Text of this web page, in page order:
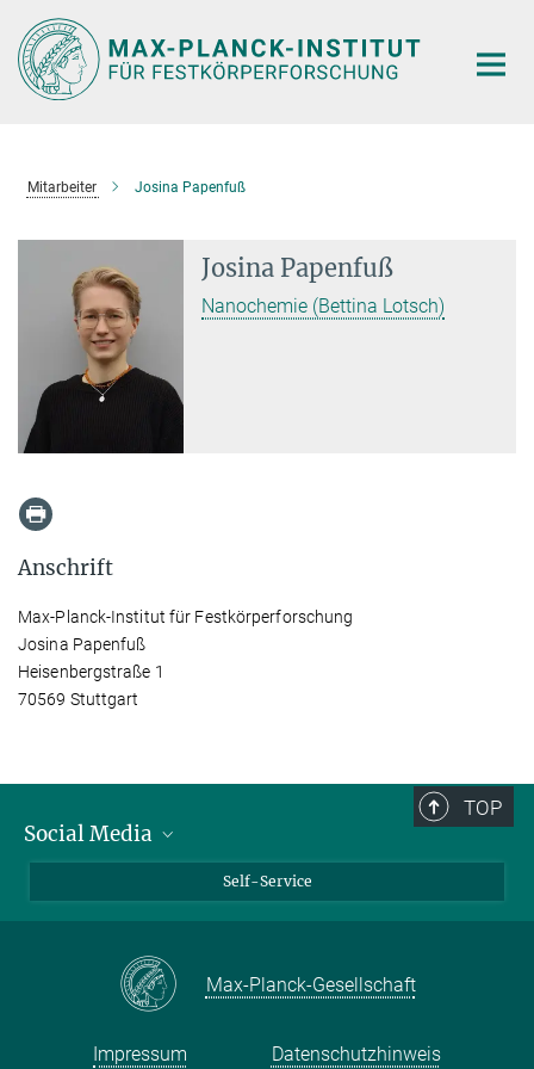
Hauptinhalt
Mitarbeiter Josina Papenfuß
Josina Papenfuß
Nanochemie (Bettina Lotsch)
Anschrift
Max-Planck-Institut für Festkörperforschung
Josina Papenfuß
Heisenbergstraße 1
70569 Stuttgart
TOP
Social Media
Facebook
Self-Service
Max-Planck-Gesellschaft
Impressum Datenschutzhinweis